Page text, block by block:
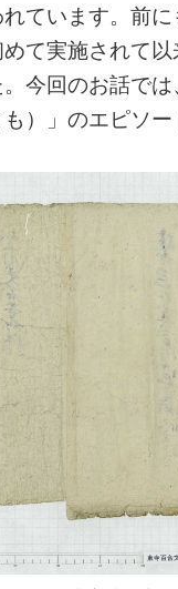
ています。前に
て実施されて
。今回のお話で
）」のエピソ